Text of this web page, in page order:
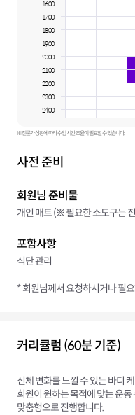
16:00
17:00
18:00
19:00
20:00
21:00
22:00
23:00
24:00
※ 전문가 상황에 따라 수업 시간 조율이 필요할 수 있습니다.
사전 준비
회원님 준비물
개인 매트 (※ 필요한 소도구는
포함사항
식단 관리
* 회원님께서 요청하시거나 필
커리큘럼 (60분 기준)
신체 변화를 느낄 수 있는 바디
회원이 원하는 목적에 맞는 운
맞춤형으로 진행합니다.